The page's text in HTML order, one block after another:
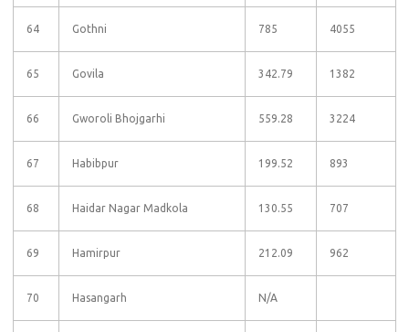
64 Gothni 785 4055
65 Govila 342.79 1382
66 Gworoli Bhojgarhi 559.28 3224
67 Habibpur 199.52 893
68 Haidar Nagar Madkola 130.55 707
69 Hamirpur 212.09 962
70 Hasangarh N/A